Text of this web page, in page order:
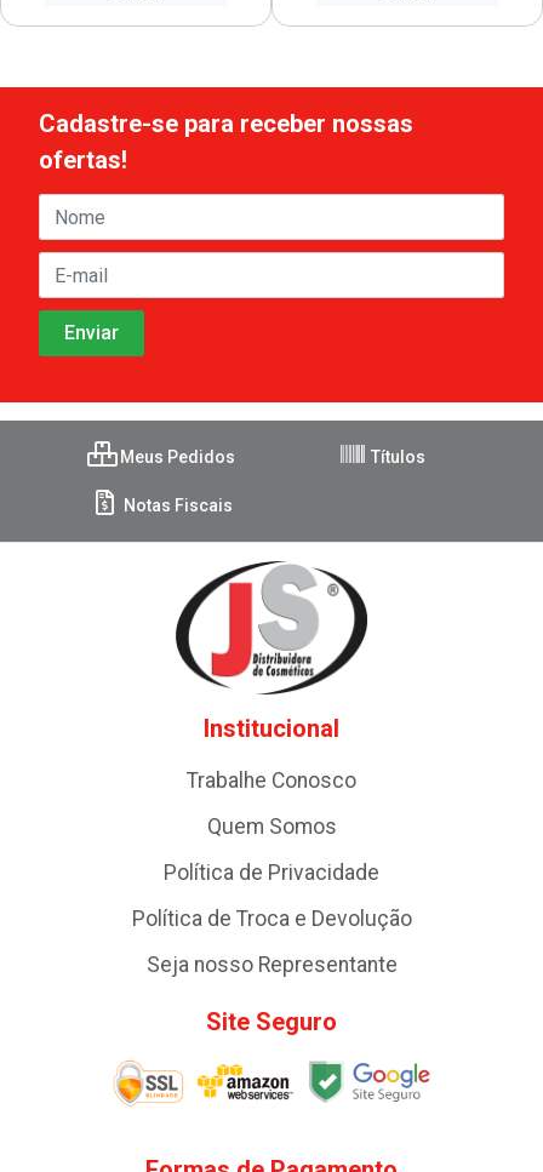
Cadastre-se para receber nossas
ofertas!
Meus Pedidos Títulos
Notas Fiscais
Institucional
Trabalhe Conosco
Quem Somos
Política de Privacidade
Política de Troca e Devolução
Seja nosso Representante
Site Seguro